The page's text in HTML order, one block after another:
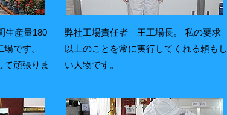
生産量180
です。
て頑張りま
弊社工場責任者 王工場長。 私の要求
以上のことを常に実行してくれる頼もし
い人物です。